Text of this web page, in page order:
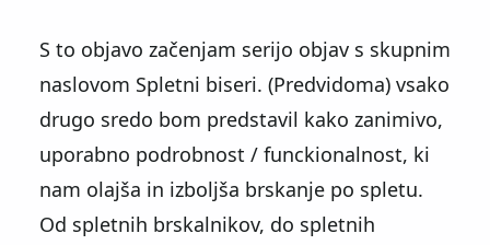
S to objavo začenjam serijo objav s skupnim
naslovom Spletni biseri. (Predvidoma) vsako
drugo sredo bom predstavil kako zanimivo,
uporabno podrobnost / funckionalnost, ki
nam olajša in izboljša brskanje po spletu.
Od spletnih brskalnikov, do spletnih